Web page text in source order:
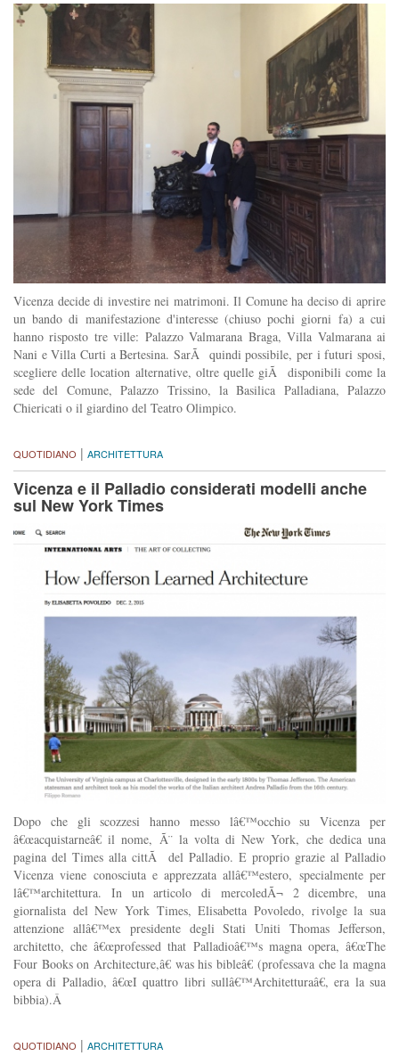
Vicenza decide di investire nei matrimoni. Il Comune ha deciso di aprire
un bando di manifestazione d'interesse (chiuso pochi giorni fa) a cui
hanno risposto tre ville: Palazzo Valmarana Braga, Villa Valmarana ai
Nani e Villa Curti a Bertesina. SarÃ quindi possibile, per i futuri sposi,
scegliere delle location alternative, oltre quelle giÃ disponibili come la
sede del Comune, Palazzo Trissino, la Basilica Palladiana, Palazzo
Chiericati o il giardino del Teatro Olimpico.
QUOTIDIANO | ARCHITETTURA
Vicenza e il Palladio considerati modelli anche
sul New York Times
Dopo che gli scozzesi hanno messo lâ€™occhio su Vicenza per
â€œacquistarneâ€ il nome, Ã¨ la volta di New York, che dedica una
pagina del Times alla cittÃ del Palladio. E proprio grazie al Palladio
Vicenza viene conosciuta e apprezzata allâ€™estero, specialmente per
lâ€™architettura. In un articolo di mercoledÃ¬ 2 dicembre, una
giornalista del New York Times, Elisabetta Povoledo, rivolge la sua
attenzione allâ€™ex presidente degli Stati Uniti Thomas Jefferson,
architetto, che â€œprofessed that Palladioâ€™s magna opera, â€œThe
Four Books on Architecture,â€ was his bibleâ€ (professava che la magna
opera di Palladio, â€œI quattro libri sullâ€™Architetturaâ€, era la sua
bibbia).Â
QUOTIDIANO | ARCHITETTURA